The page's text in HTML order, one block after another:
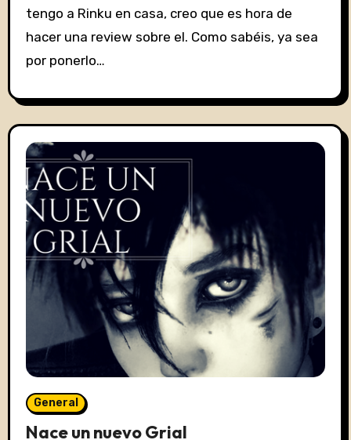
tengo a Rinku en casa, creo que es hora de
hacer una review sobre el. Como sabéis, ya sea
por ponerlo…
General
Nace un nuevo Grial